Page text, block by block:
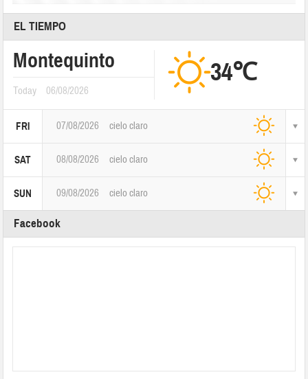
EL TIEMPO
Montequinto
Today 06/08/2026
34℃
FRI 07/08/2026 cielo claro
SAT 08/08/2026 cielo claro
SUN 09/08/2026 cielo claro
Facebook